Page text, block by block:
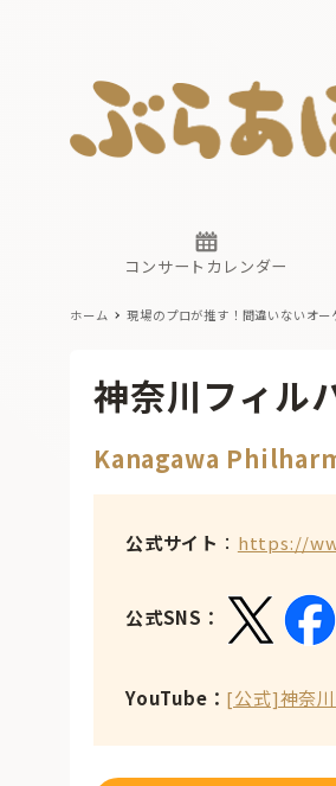
コンサートカレンダー
ホーム 現場のプロが推す！間違いないオー
神奈川フィル
Kanagawa
公式サイト ： https://
公式SNS：
YouTube： [公式]神奈